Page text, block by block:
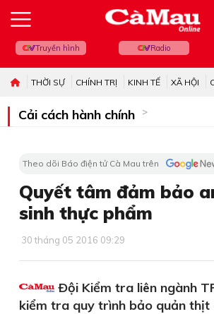
Truyền hình Radio
THỜI SỰ CHÍNH TRỊ KINH TẾ XÃ HỘI
Cải cách hành chính
Theo dõi Báo điện tử Cà Mau trên
Quyết tâm đảm bảo
sinh thực phẩm
30 tháng 05 2016 09:29
Ðội Kiểm tra liên ngành
kiểm tra quy trình bảo quản thịt